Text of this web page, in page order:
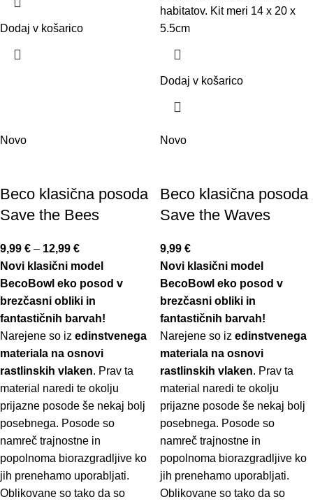
Dodaj v košarico
habitatov. Kit meri 14 x 20 x
5.5cm
Dodaj v košarico
Novo
Beco klasična posoda
Save the Bees
9,99 € – 12,99 €
Novi klasični model
BecoBowl eko posod v
brezčasni obliki in
fantastičnih barvah!
Narejene so iz edinstvenega
materiala na osnovi
rastlinskih vlaken. Prav ta
material naredi te okolju
prijazne posode še nekaj bolj
posebnega. Posode so
namreč trajnostne in
popolnoma biorazgradljive ko
jih prenehamo uporabljati.
Oblikovane so tako da so
Novo
Beco klasična posoda
Save the Waves
9,99 €
Novi klasični model
BecoBowl eko posod v
brezčasni obliki in
fantastičnih barvah!
Narejene so iz edinstvenega
materiala na osnovi
rastlinskih vlaken. Prav ta
material naredi te okolju
prijazne posode še nekaj bolj
posebnega. Posode so
namreč trajnostne in
popolnoma biorazgradljive ko
jih prenehamo uporabljati.
Oblikovane so tako da so